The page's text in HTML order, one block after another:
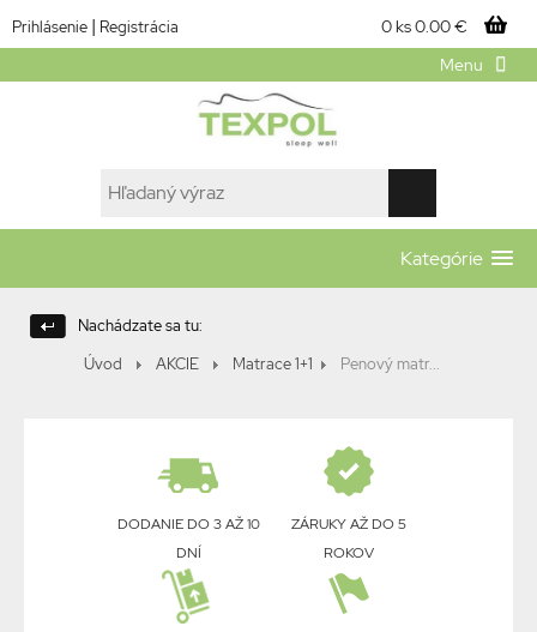
Prihlásenie | Registrácia 0 ks0.00 €
Menu
Kategórie
Nachádzate sa tu:
Úvod
AKCIE Matrace 1+1 Penový matr...
DODANIE DO 3 AŽ 10
DNÍ
ZÁRUKY AŽ DO 5
ROKOV